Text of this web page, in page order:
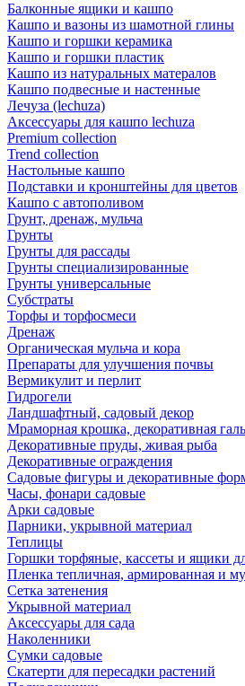
Балконные ящики и кашпо
Кашпо и вазоны из шамотной глины
Кашпо и горшки керамика
Кашпо и горшки пластик
Кашпо из натуральных матералов
Кашпо подвесные и настенные
Лечуза (lechuza)
Аксессуары для кашпо lechuza
Premium collection
Trend collection
Настольные кашпо
Подставки и кронштейны для цветов
Кашпо с автополивом
Грунт, дренаж, мульча
Грунты
Грунты для рассады
Грунты специализированные
Грунты универсальные
Субстраты
Торфы и торфосмеси
Дренаж
Органическая мульча и кора
Препараты для улучшения почвы
Вермикулит и перлит
Гидрогели
Ландшафтный, садовый декор
Мраморная крошка, декоративная
Декоративные пруды, живая рыба
Декоративные ограждения
Садовые фигуры и декоративные
Часы, фонари садовые
Арки садовые
Парники, укрывной материал
Теплицы
Горшки торфяные, кассеты и ящики
Пленка тепличная, армированная и
Сетка затенения
Укрывной материал
Аксессуары для сада
Наколенники
Сумки садовые
Скатерти для пересадки растений